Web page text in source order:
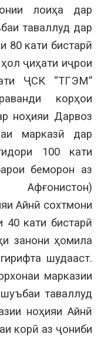
лоиҳа дар
таваллуд дар
80 кати бистарӣ
ҷиҳати иҷрои
ҶСК “ТГЭМ”
корҳои
ноҳияи Дарвоз
марказӣ дар
100 кати
беморон аз
Айнӣ сохтмони
40 кати бистарӣ
занони ҳомила
шудааст.
марказии
таваллуд
ноҳияи Айнӣ
корӣ аз ҷониби